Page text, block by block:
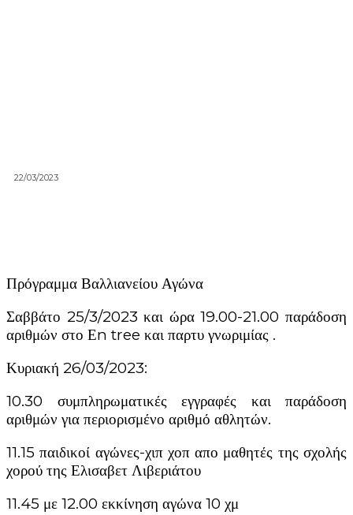
22/03/2023
Πρόγραμμα Βαλλιανείου Αγώνα
Σαββάτο 25/3/2023 και ώρα 19.00-21.00 παράδοση
αριθμών στο Εn tree και παρτυ γνωριμίας .
Κυριακή 26/03/2023:
10.30 συμπληρωματικές εγγραφές και παράδοση
αριθμών για περιορισμένο αριθμό αθλητών.
11.15 παιδικοί αγώνες-χιπ χοπ απο μαθητές της σχολής
χορού της Ελισαβετ Λιβεριάτου
11.45 με 12.00 εκκίνηση αγώνα 10 χμ